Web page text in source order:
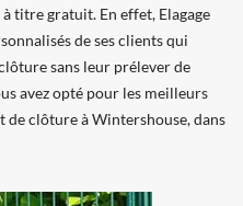
titre gratuit. En effet, Elagage
de ses clients qui
sans leur prélever de
avez opté pour les meilleurs
de clôture à Wintershouse, dans